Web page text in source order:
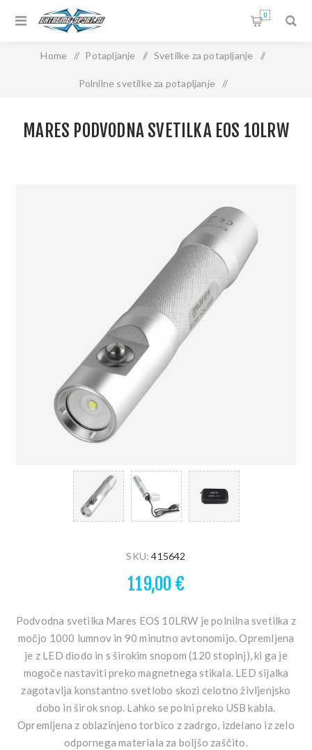
0
Home / Potapljanje / Svetilke za potapljanje /
Polnilne svetilke za potapljanje /
MARES PODVODNA SVETILKA EOS 10LRW
SKU: 415642
119,00 €
Podvodna svetilka Mares EOS 10LRW je polnilna svetilka z
močjo 1000 lumnov in 90 minutno avtonomijo. Opremljena
je z LED diodo in s širokim snopom (120 stopinj), ki ga je
mogoče nastaviti preko magnetnega stikala. LED sijalka
zagotavlja konstantno svetlobo skozi celotno življenjsko
dobo in širok snop. Lahko se polni preko USB kabla.
Opremljena z oblazinjeno torbico z zadrgo, izdelano iz zelo
odpornega materiala za boljšo zaščito.